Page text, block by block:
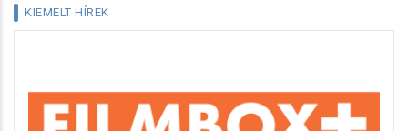
KIEMELT HÍREK